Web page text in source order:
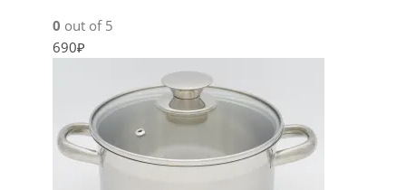
0 out of 5
690₽